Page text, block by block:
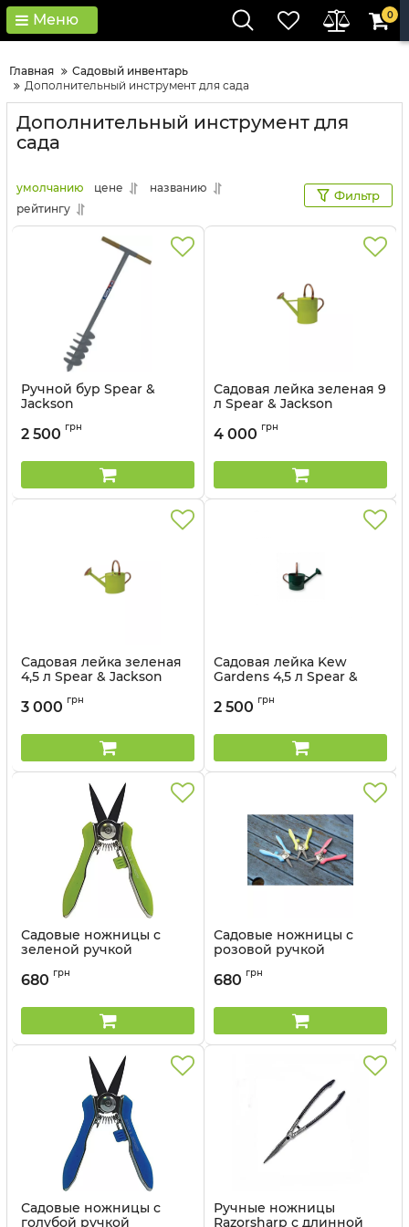
Меню 0
Главная
Садовый инвентарь
Дополнительный инструмент для сада
Дополнительный инструмент для
сада
умолчанию цене
названию
рейтингу
Фильтр
Ручной бур Spear &
Jackson
2 500 грн
Садовая лейка зеленая 9
л Spear & Jackson
4 000 грн
Садовая лейка зеленая
4,5 л Spear & Jackson
3 000 грн
Садовая лейка Kew
Gardens 4,5 л Spear &
Артикул: 45LWCKEW
2 500 грн
Садовые ножницы с
зеленой ручкой
Артикул:
680 грн
Садовые ножницы с
розовой ручкой
Артикул:
680 грн
Садовые ножницы с
голубой ручкой
Ручные ножницы
Razorsharp с длинной